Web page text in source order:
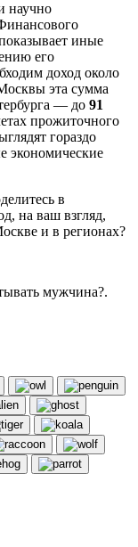
научно
иные
его
доход около
эта сумма
— до 91
прожиточного
гораздо
экономические
в
на ваш взгляд,
и в регионах?
мужчина?.